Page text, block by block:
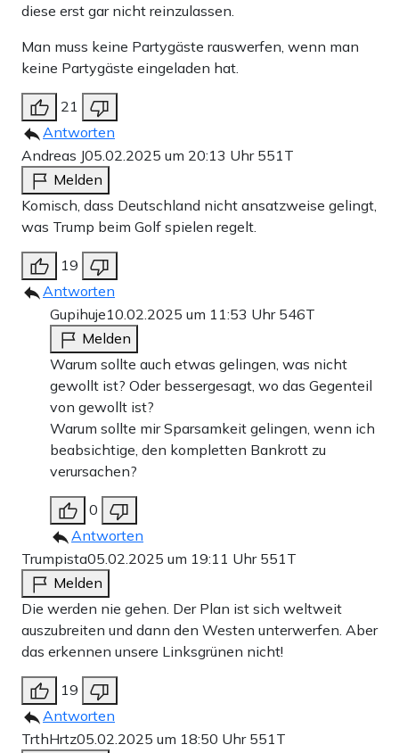
diese erst gar nicht reinzulassen.
Man muss keine Partygäste rauswerfen, wenn man
keine Partygäste eingeladen hat.
21
Antworten
Andreas J05.02.2025 um 20:13 Uhr 551T
Melden
Komisch, dass Deutschland nicht ansatzweise gelingt,
was Trump beim Golf spielen regelt.
19
Antworten
Gupihuje10.02.2025 um 11:53 Uhr 546T
Melden
Warum sollte auch etwas gelingen, was nicht
gewollt ist? Oder bessergesagt, wo das Gegenteil
von gewollt ist?
Warum sollte mir Sparsamkeit gelingen, wenn ich
beabsichtige, den kompletten Bankrott zu
verursachen?
0
Antworten
Trumpista05.02.2025 um 19:11 Uhr 551T
Melden
Die werden nie gehen. Der Plan ist sich weltweit
auszubreiten und dann den Westen unterwerfen. Aber
das erkennen unsere Linksgrünen nicht!
19
Antworten
TrthHrtz05.02.2025 um 18:50 Uhr 551T